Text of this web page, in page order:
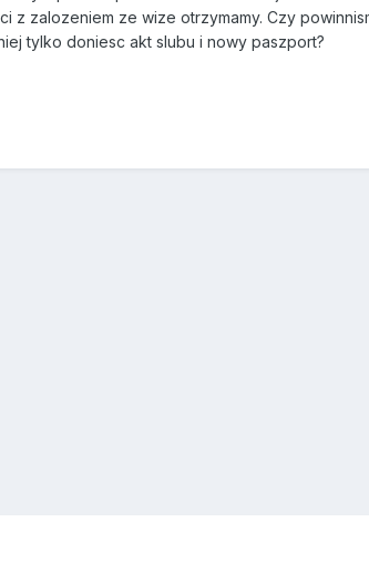
zalozeniem ze wize otrzymamy. Czy
tylko doniesc akt slubu i nowy paszport?